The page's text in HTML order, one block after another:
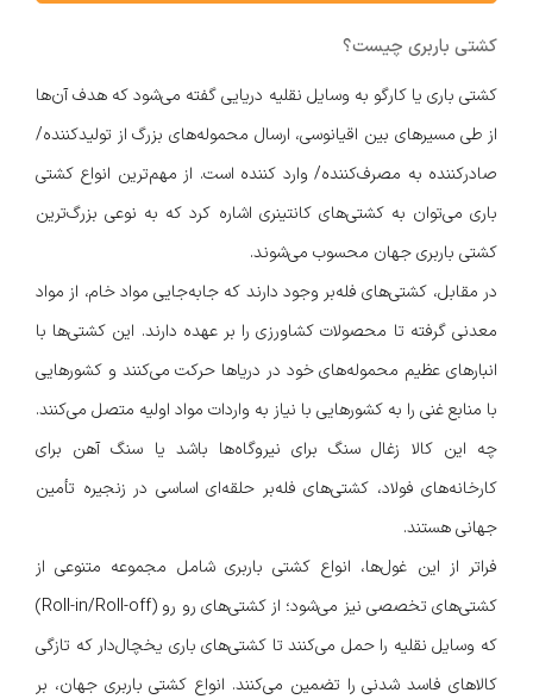
کشتی باربری چیست؟
کشتی باری یا کارگو به وسایل نقلیه دریایی گفته می‌شود که هدف آن‌ها
از طی مسیرهای بین اقیانوسی، ارسال محموله‌های بزرگ از تولیدکننده/
صادرکننده به مصرف‌کننده/ وارد کننده است. از مهم‌ترین انواع کشتی
باری می‌توان به کشتی‌های کانتینری اشاره کرد که به نوعی بزرگ‌ترین
کشتی باربری جهان محسوب می‌شوند.
در مقابل، کشتی‌های فله‌بر وجود دارند که جابه‌جایی مواد خام، از مواد
معدنی گرفته تا محصولات کشاورزی را بر عهده دارند. این کشتی‌ها با
انبارهای عظیم محموله‌های خود در دریاها حرکت می‌کنند و کشورهایی
با منابع غنی را به کشورهایی با نیاز به واردات مواد اولیه متصل می‌کنند.
چه این کالا زغال سنگ برای نیروگاه‌ها باشد یا سنگ آهن برای
کارخانه‌های فولاد، کشتی‌های فله‌بر حلقه‌ای اساسی در زنجیره تأمین
جهانی هستند.
فراتر از این غول‌ها، انواع کشتی باربری شامل مجموعه متنوعی از
کشتی‌های تخصصی نیز می‌شود؛ از کشتی‌های رو رو (Roll-in/Roll-off)
که وسایل نقلیه را حمل می‌کنند تا کشتی‌های باری یخچال‌دار که تازگی
کالاهای فاسد شدنی را تضمین می‌کنند. انواع کشتی باربری جهان، بر